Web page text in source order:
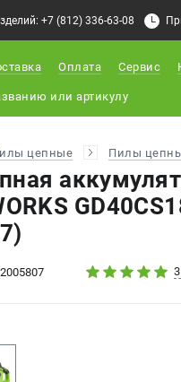
+7 (812) 336-63-08
Оплата Сервис
цепные Пилы
2005807